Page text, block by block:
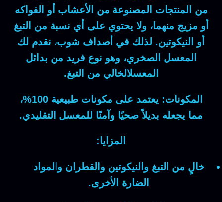
من المنتجات المصنوعة من الأعشاب أو الفواكه
أو مزيج منهما، ولا يحتوي على أي نسبة من التبغ
أو النيكوتين. لذلك في أصداف شوب، نقدم لك
المعسل الصخري، وهو نوع فريد من بدائل
المعسلالخالي من التبغ.
المكونات:
يعتمد على مكونات طبيعية 100%،
مما يجعله بديلاً صحيًا وآمنًا للمعسل التقليدي.
المزايا:
خالٍ من التبغ والنيكوتين والقطران والمواد
الضارة الأخرى.